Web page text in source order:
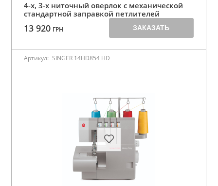
4-х, 3-х ниточный оверлок с механической
стандартной заправкой петлителей
13 920 ГРН ЗАКАЗАТЬ
Артикул: SINGER 14HD854 HD